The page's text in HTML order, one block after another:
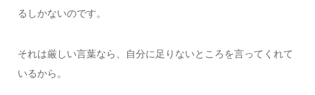
るしかないのです。
それは厳しい言葉なら、自分に足りないところを言ってくれて
いるから。